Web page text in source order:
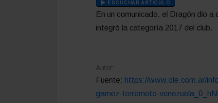
ESCUCHAR ARTÍCULO
En un comunicado, el Dragón dio
integró la categoría 2017 del club.
Autor:
Fuente: https://www.ole.com.ar/
gamez-terremoto-